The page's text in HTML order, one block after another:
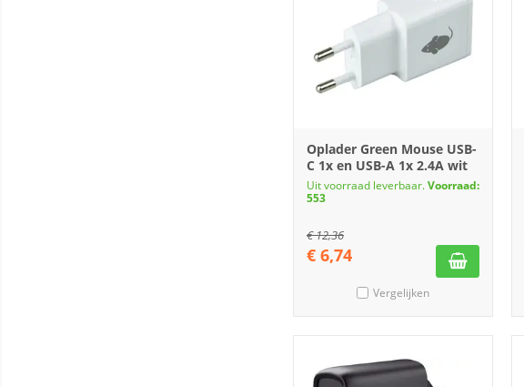
Oplader Green Mouse USB-
C 1x en USB-A 1x 2.4A wit
Uit voorraad leverbaar.Voorraad:
553
€12,36
€ 6,74
Vergelijken